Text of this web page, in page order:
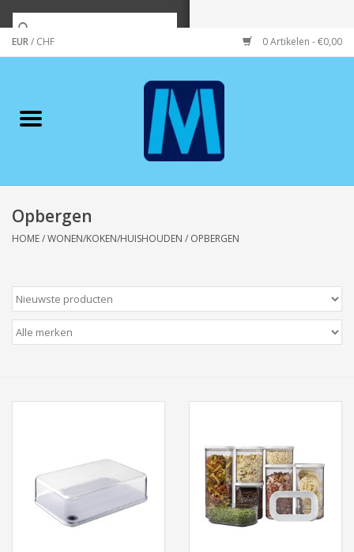
EUR/ CHF 0 Artikelen - €0,00
Merken
Wonen/koken/huishouden
Wenskaarten
Zeeuws/Streek
Elektra
Baby & Peuter
Opbergen
HOME/WONEN/KOKEN/HUISHOUDEN / OPBERGEN